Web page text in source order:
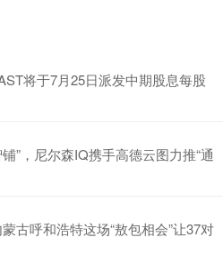
将于7月25日派发中期股息每股
”，尼尔森IQ携手高德云图力推“通
古呼和浩特这场“敖包相会”让37对